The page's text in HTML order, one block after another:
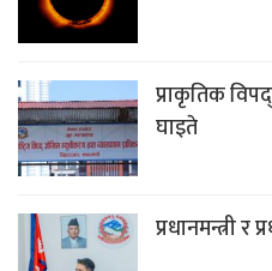
प्राकृतिक
घाइते
प्रधानमन्त्री र